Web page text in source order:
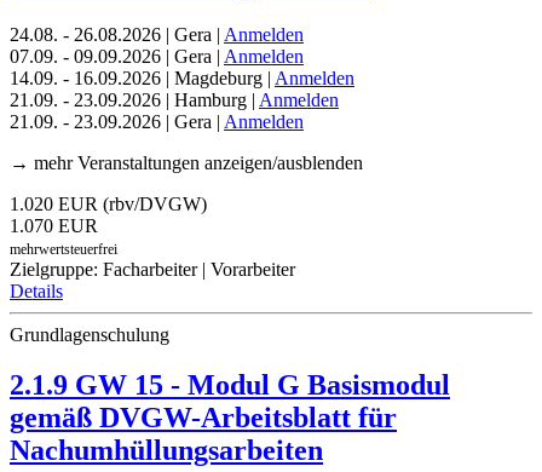
24.08. - 26.08.2026 | Gera | Anmelden
07.09. - 09.09.2026 | Gera | Anmelden
14.09. - 16.09.2026 | Magdeburg | Anmelden
21.09. - 23.09.2026 | Hamburg | Anmelden
21.09. - 23.09.2026 | Gera | Anmelden
→ mehr Veranstaltungen anzeigen/ausblenden
1.020 EUR (rbv/DVGW)
1.070 EUR
mehrwertsteuerfrei
Zielgruppe: Facharbeiter | Vorarbeiter
Details
Grundlagenschulung
2.1.9 GW 15 - Modul G Basismodul
gemäß DVGW-Arbeitsblatt für
Nachumhüllungsarbeiten